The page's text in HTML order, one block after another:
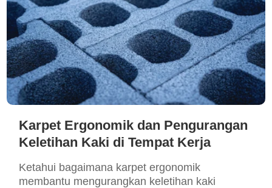
Karpet Ergonomik dan Pengurangan
Keletihan Kaki di Tempat Kerja
Ketahui bagaimana karpet ergonomik
membantu mengurangkan keletihan kaki